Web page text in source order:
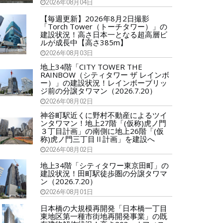
2026年08月04日
【毎週更新】2026年8月2日撮影
「Torch Tower（トーチタワー）」の
建設状況！高さ日本一となる超高層ビ
ルが成長中【高さ385m】
2026年08月03日
地上34階「CITY TOWER THE
RAINBOW（シティタワー ザ レインボ
ー）」の建設状況！レインボーブリッ
ジ前の分譲タワマン（2026.7.20）
2026年08月02日
神谷町駅近くに野村不動産によるツイ
ンタワマン！地上27階「(仮称)虎ノ門
３丁目計画」の南側に地上26階「(仮
称)虎ノ門三丁目Ⅱ計画」を建設へ
2026年08月02日
地上34階「シティタワー東京田町」の
建設状況！田町駅徒歩圏の分譲タワマ
ン（2026.7.20）
2026年08月01日
日本橋の大規模再開発「日本橋一丁目
東地区第一種市街地再開発事業」の既